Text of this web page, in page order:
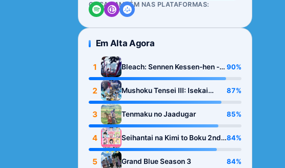
OUÇA TAMBÉM NAS PLATAFORMAS:
Em Alta Agora
1
Bleach: Sennen Kessen-hen -
Kashin-tan
90%
2
Mushoku Tensei III: Isekai
Ittara Honki Dasu
87%
3 Tenmaku no Jaadugar 85%
4
Seihantai na Kimi to Boku 2nd
Season
84%
5 Grand Blue Season 3 84%